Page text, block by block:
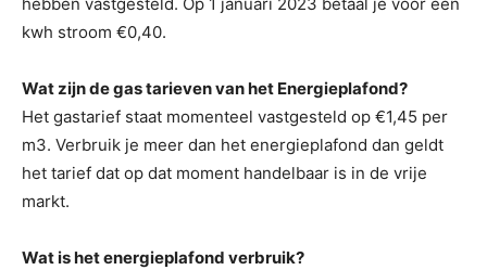
kwh stroom €0,40.
Wat zijn de gastarieven van het Energieplafond?
Het gastarief staat momenteel vastgesteld op €1,45 per
m3. Verbruik je meer dan het energieplafond dan geldt
het tarief dat op dat moment handelbaar is in de vrije
markt.
Wat is het energieplafond verbruik?